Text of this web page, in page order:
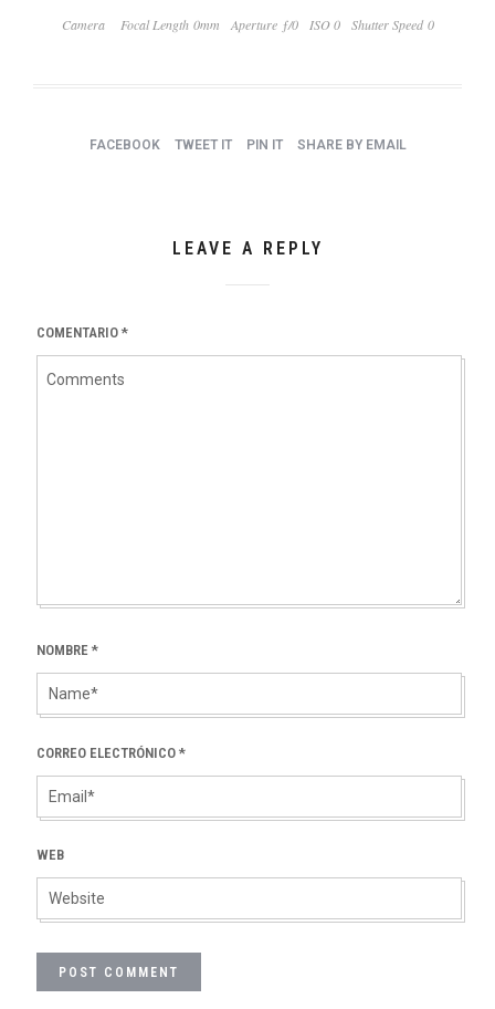
Camera Focal Length 0mm Aperture ƒ/0 ISO 0 Shutter Speed 0
FACEBOOK TWEET IT PIN IT SHARE BY EMAIL
LEAVE A REPLY
COMENTARIO *
NOMBRE *
CORREO ELECTRÓNICO *
WEB